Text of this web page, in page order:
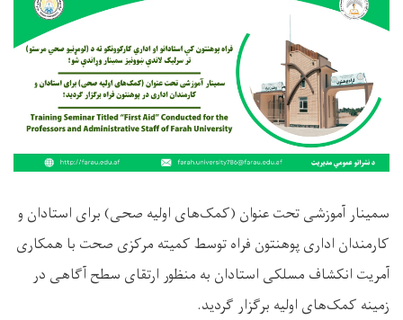
سمینار آموزشی تحت عنوان (کمک‌های اولیه صحی) برای استادان و
کارمندان اداری پوهنتون فراه توسط کمیته مرکزی صحت با همکاری
آمریت انکشاف مسلکی استادان به منظور ارتقای سطح آگاهی در
زمینه کمک‌های اولیه برگزار گردید.